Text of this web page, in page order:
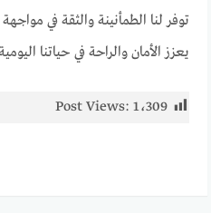
توفر لنا الطمأنينة والثقة في
يعزز الأمان والراحة في حياتنا
Post Views: 1٬309